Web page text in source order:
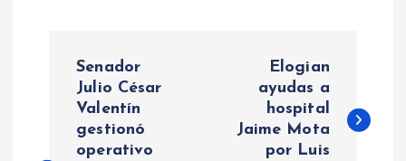
Senador
Julio César
Valentín
gestionó
operativo
Elogian
ayudas a
hospital
Jaime Mota
por Luis